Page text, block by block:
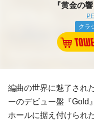
『黄金の
クラ
編曲の世界に魅了され
ーのデビュー盤『Gold
ホールに据え付けられ